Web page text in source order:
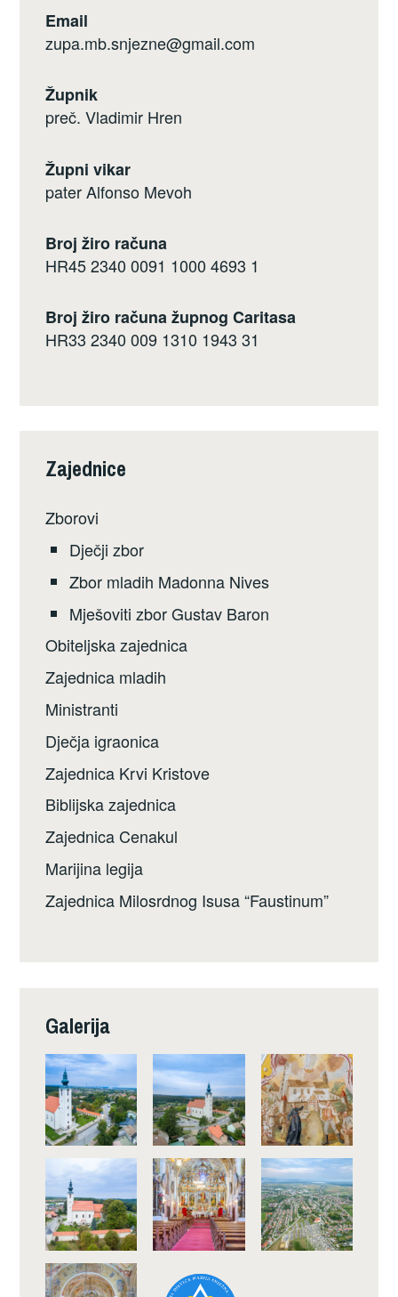
Email
zupa.mb.snjezne@gmail.com
Župnik
preč. Vladimir Hren
Župni vikar
pater Alfonso Mevoh
Broj žiro računa
HR45 2340 0091 1000 4693 1
Broj žiro računa župnog Caritasa
HR33 2340 009 1310 1943 31
Zajednice
Zborovi
Dječji zbor
Zbor mladih Madonna Nives
Mješoviti zbor Gustav Baron
Obiteljska zajednica
Zajednica mladih
Ministranti
Dječja igraonica
Zajednica Krvi Kristove
Biblijska zajednica
Zajednica Cenakul
Marijina legija
Zajednica Milosrdnog Isusa “Faustinum”
Galerija